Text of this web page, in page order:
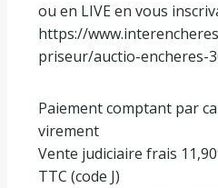
ou en LIVE en vous
https://
priseur/auctio-encheres-
Paiement comptant par
virement
Vente judiciaire frais
TTC (code J)